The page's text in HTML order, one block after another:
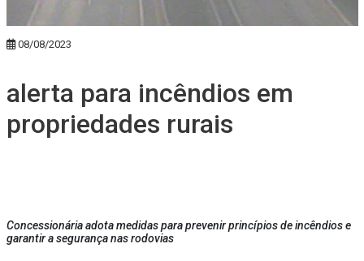
08/08/2023
alerta para incêndios em
propriedades rurais
Concessionária adota medidas para prevenir princípios de incêndios e
garantir a segurança nas rodovias